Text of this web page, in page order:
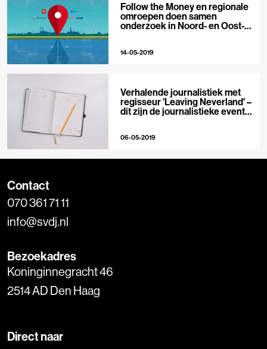
Follow the Money en regionale
omroepen doen samen
onderzoek in Noord- en Oost-
14-05-2019
Verhalende journalistiek met
regisseur 'Leaving Neverland' –
dit zijn de journalistieke events
06-05-2019
Contact
070 361 71 11
info@svdj.nl
Bezoekadres
Koninginnegracht 46
2514 AD Den Haag
Direct naar